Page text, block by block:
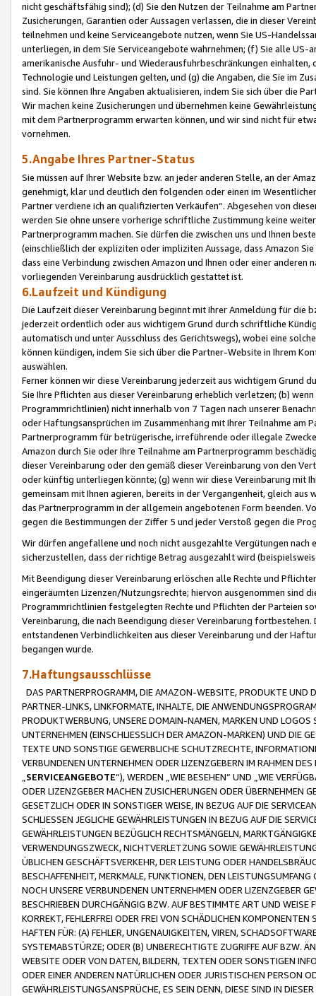
nicht geschäftsfähig sind); (d) Sie den Nutzen der Teilnahme am
Zusicherungen, Garantien oder Aussagen verlassen, die in dieser
teilnehmen und keine Serviceangebote nutzen, wenn Sie US-
unterliegen, in dem Sie Serviceangebote wahrnehmen; (f) Sie alle
amerikanische Ausfuhr- und Wiederausfuhrbeschränkungen
Technologie und Leistungen gelten, und (g) die Angaben, die Sie im
sind. Sie können Ihre Angaben aktualisieren, indem Sie sich über die
Wir machen keine Zusicherungen und übernehmen keine
mit dem Partnerprogramm erwarten können, und wir sind nicht für
vornehmen.
5.Angabe Ihres Partner-Status
Sie müssen auf Ihrer Website bzw. an jeder anderen Stelle, an der
genehmigt, klar und deutlich den folgenden oder einen im
Partner verdiene ich an qualifizierten Verkäufen“. Abgesehen von
werden Sie ohne unsere vorherige schriftliche Zustimmung keine
Partnerprogramm machen. Sie dürfen die zwischen uns und Ihnen
(einschließlich der expliziten oder impliziten Aussage, dass Amazon
dass eine Verbindung zwischen Amazon und Ihnen oder einer
vorliegenden Vereinbarung ausdrücklich gestattet ist.
6.Laufzeit und Kündigung
Die Laufzeit dieser Vereinbarung beginnt mit Ihrer Anmeldung für die
jederzeit ordentlich oder aus wichtigem Grund durch schriftliche
automatisch und unter Ausschluss des Gerichtswegs), wobei eine
können kündigen, indem Sie sich über die Partner-Website in Ihrem
auswählen.
Ferner können wir diese Vereinbarung jederzeit aus wichtigem Grund
Sie Ihre Pflichten aus dieser Vereinbarung erheblich verletzen; (b)
Programmrichtlinien) nicht innerhalb von 7 Tagen nach unserer
oder Haftungsansprüchen im Zusammenhang mit Ihrer Teilnahme am
Partnerprogramm für betrügerische, irreführende oder illegale
Amazon durch Sie oder Ihre Teilnahme am Partnerprogramm
dieser Vereinbarung oder den gemäß dieser Vereinbarung von den
oder künftig unterliegen könnte; (g) wenn wir diese Vereinbarung mit
gemeinsam mit Ihnen agieren, bereits in der Vergangenheit, gleich
das Partnerprogramm in der allgemein angebotenen Form beenden.
gegen die Bestimmungen der Ziffer 5 und jeder Verstoß gegen die
Wir dürfen angefallene und noch nicht ausgezahlte Vergütungen
sicherzustellen, dass der richtige Betrag ausgezahlt wird
Mit Beendigung dieser Vereinbarung erlöschen alle Rechte und
eingeräumten Lizenzen/Nutzungsrechte; hiervon ausgenommen sind
Programmrichtlinien festgelegten Rechte und Pflichten der Parteien
Vereinbarung, die nach Beendigung dieser Vereinbarung
entstandenen Verbindlichkeiten aus dieser Vereinbarung und der
begangen wurde.
7.Haftungsausschlüsse
DAS PARTNERPROGRAMM, DIE AMAZON-WEBSITE, PRODUKTE UND
PARTNER-LINKS, LINKFORMATE, INHALTE, DIE
PRODUKTWERBUNG, UNSERE DOMAIN-NAMEN, MARKEN UND
UNTERNEHMEN (EINSCHLIESSLICH DER AMAZON-MARKEN) UND DIE
TEXTE UND SONSTIGE GEWERBLICHE SCHUTZRECHTE,
VERBUNDENEN UNTERNEHMEN ODER LIZENZGEBERN IM RAHMEN
SERVICEANGEBOTE“), WERDEN „WIE BESEHEN“ UND „WIE
ODER LIZENZGEBER MACHEN ZUSICHERUNGEN ODER ÜBERNEHMEN
GESETZLICH ODER IN SONSTIGER WEISE, IN BEZUG AUF DIE
SCHLIESSEN JEGLICHE GEWÄHRLEISTUNGEN IN BEZUG AUF DIE
GEWÄHRLEISTUNGEN BEZÜGLICH RECHTSMÄNGELN,
VERWENDUNGSZWECK, NICHTVERLETZUNG SOWIE
ÜBLICHEN GESCHÄFTSVERKEHR, DER LEISTUNG ODER
BESCHAFFENHEIT, MERKMALE, FUNKTIONEN, DEN
NOCH UNSERE VERBUNDENEN UNTERNEHMEN ODER LIZENZGEBER
BESCHRIEBEN DURCHGÄNGIG BZW. AUF BESTIMMTE ART UND
KORREKT, FEHLERFREI ODER FREI VON SCHÄDLICHEN
HAFTEN FÜR: (A) FEHLER, UNGENAUIGKEITEN, VIREN,
SYSTEMABSTÜRZE; ODER (B) UNBERECHTIGTE ZUGRIFFE AUF BZW.
WEBSITE ODER VON DATEN, BILDERN, TEXTEN ODER SONSTIGEN
ODER EINER ANDEREN NATÜRLICHEN ODER JURISTISCHEN PERSON
GEWÄHRLEISTUNGSANSPRÜCHE, ES SEIN DENN, DIESE SIND IN